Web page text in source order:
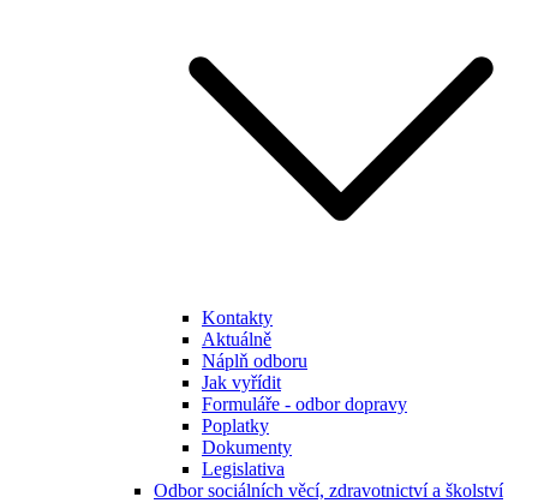
Kontakty
Aktuálně
Náplň odboru
Jak vyřídit
Formuláře - odbor dopravy
Poplatky
Dokumenty
Legislativa
Odbor sociálních věcí, zdravotnictví a školství